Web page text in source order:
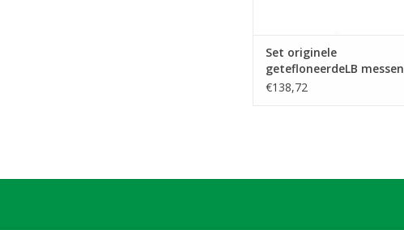
Set originele
getefloneerdeLB messen
- lang - 273 mm
€138,72